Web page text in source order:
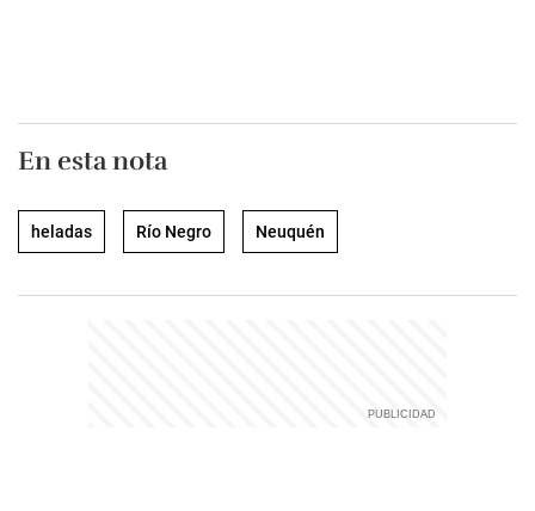
En esta nota
heladas Río Negro Neuquén